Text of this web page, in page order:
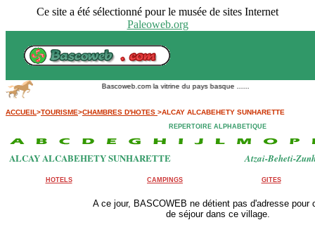
Ce site a été sélectionné pour le musée de sites Internet
Paleoweb.org
Bascoweb.com la vitrine du pays basque ......
ACCUEIL>TOURISME>CHAMBRES D'HOTES >ALCAY ALCABEHETY SUNHARETTE
REPERTOIRE ALPHABETIQUE
ALCAY ALCABEHETY SUNHARETTE Atzai-Beheti-
HOTELS CAMPINGS GITES
A ce jour, BASCOWEB ne détient pas d'adresse pour
de séjour dans ce village.